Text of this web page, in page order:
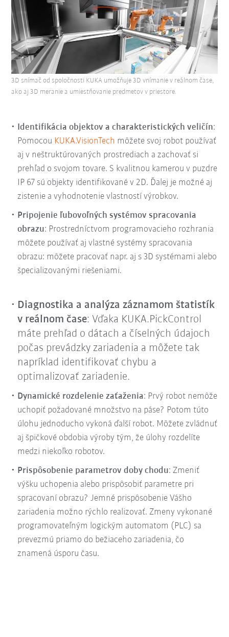
Identifikácia objektov a charakteristických veličín:
Pomocou KUKA.VisionTech môžete svoj robot používať
aj v neštruktúrovaných prostrediach a zachovať si
prehľad o svojom tovare. S kvalitnou kamerou v puzdre
IP 67 sú objekty identifikované v 2D. Ďalej je možné aj
zistenie a vyhodnotenie vlastností výrobkov.
Pripojenie ľubovoľných systémov spracovania
obrazu: Prostredníctvom programovacieho rozhrania
môžete používať aj vlastné systémy spracovania
obrazu: môžete pracovať napr. aj s 3D systémami alebo
špecializovanými riešeniami.
3D snímač od spoločnosti KUKA umožňuje 3D vnímanie v reálnom čase,
ako aj 3D meranie a umiestňovanie predmetov v priestore.
Diagnostika a analýza záznamom štatistík
v reálnom čase: Vďaka KUKA.PickControl
máte prehľad o dátach a číselných údajoch
počas prevádzky zariadenia a môžete tak
napríklad identifikovať chybu a
optimalizovať zariadenie.
Dynamické rozdelenie zaťaženia: Prvý robot nemôže
uchopiť požadované množstvo na páse? Potom túto
úlohu jednoducho vykoná ďalší robot. Môžete zvládnuť
aj špičkové obdobia výroby tým, že úlohy rozdelíte
medzi niekoľko robotov.
Prispôsobenie parametrov doby chodu: Zmeniť
výšku uchopenia alebo prispôsobiť parametre pri
spracovaní obrazu? Jemné prispôsobenie Vášho
zariadenia možno rýchlo realizovať. Zmeny vykonané
programovateľným logickým automatom (PLC) sa
prevezmú priamo do bežiaceho zariadenia, čo
znamená úsporu času.